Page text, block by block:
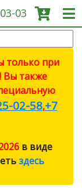
03
ДОСТАВКА
ВОПРОС
только при
Вы также
02-58,+7
в виде
здесь